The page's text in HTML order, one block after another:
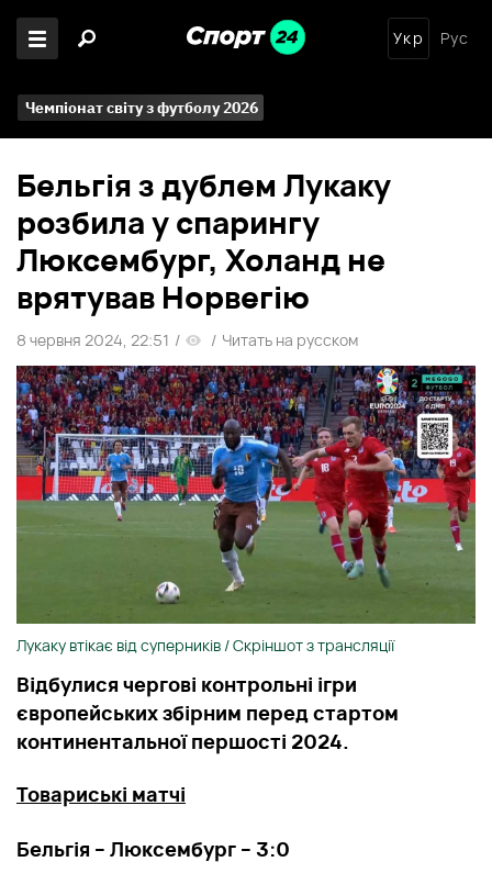
Укр Рус
Чемпіонат світу з футболу 2026
Бельгія з дублем Лукаку
розбила у спарингу
Люксембург, Холанд не
врятував Норвегію
8 червня 2024, 22:51 / / Читать на русском
Лукаку втікає від суперників / Скріншот з трансляції
Відбулися чергові контрольні ігри
європейських збірним перед стартом
континентальної першості 2024.
Товариські матчі
Бельгія – Люксембург – 3:0